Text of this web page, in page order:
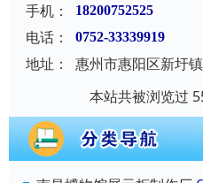
手机：
18200752525
电话： 0752-33339919
地址：
惠州市惠阳区新圩
本站共被浏览过